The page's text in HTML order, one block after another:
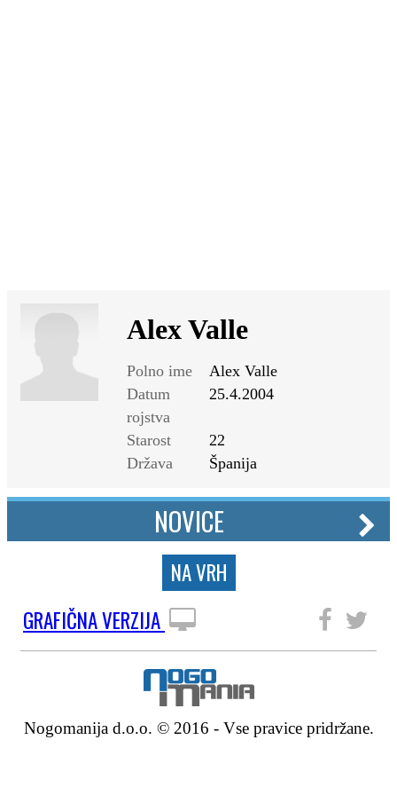
Alex Valle
Polno ime
Alex Valle
Datum
rojstva
25.4.2004
Starost
22
Država
Španija
NOVICE
NA VRH
GRAFIČNA VERZIJA
Nogomanija d.o.o. © 2016 - Vse pravice pridržane.